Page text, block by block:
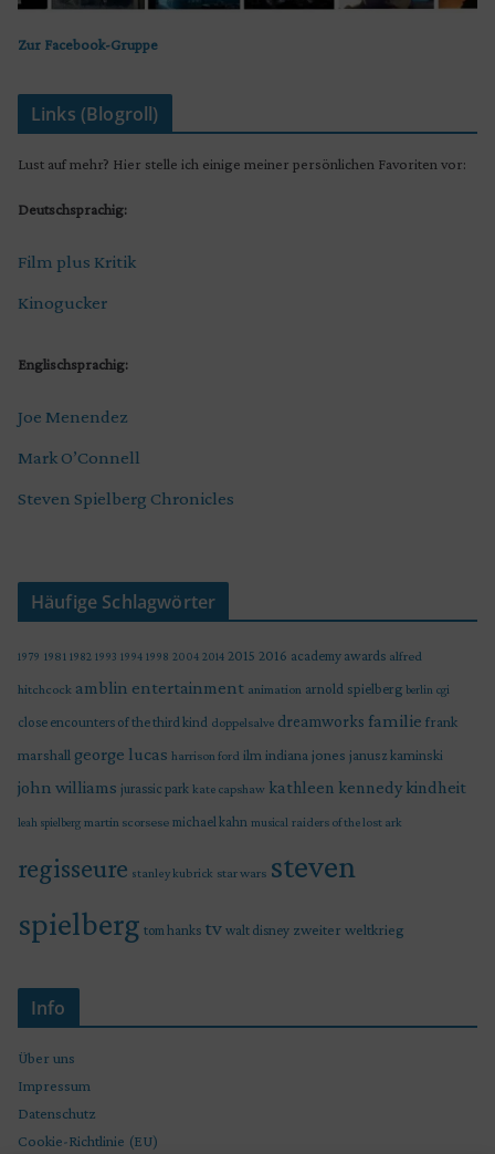
Zur Facebook-Gruppe
Links (Blogroll)
Lust auf mehr? Hier stelle ich einige meiner persönlichen Favoriten vor:
Deutschsprachig:
Film plus Kritik
Kinogucker
Englischsprachig:
Joe Menendez
Mark O’Connell
Steven Spielberg Chronicles
Häufige Schlagwörter
1979 1981 1982 1993 1994 1998 2004 2014 2015 2016 academy awards alfred
hitchcock amblin entertainment animation arnold spielberg berlin cgi
close encounters of the third kind doppelsalve dreamworks familie frank
marshall george lucas harrison ford ilm indiana jones janusz kaminski
john williams jurassic park kate capshaw kathleen kennedy kindheit
leah spielberg martin scorsese michael kahn musical raiders of the lost ark
regisseure stanley kubrick star wars steven
spielberg tom hanks tv walt disney zweiter weltkrieg
Info
Über uns
Impressum
Datenschutz
Cookie-Richtlinie (EU)